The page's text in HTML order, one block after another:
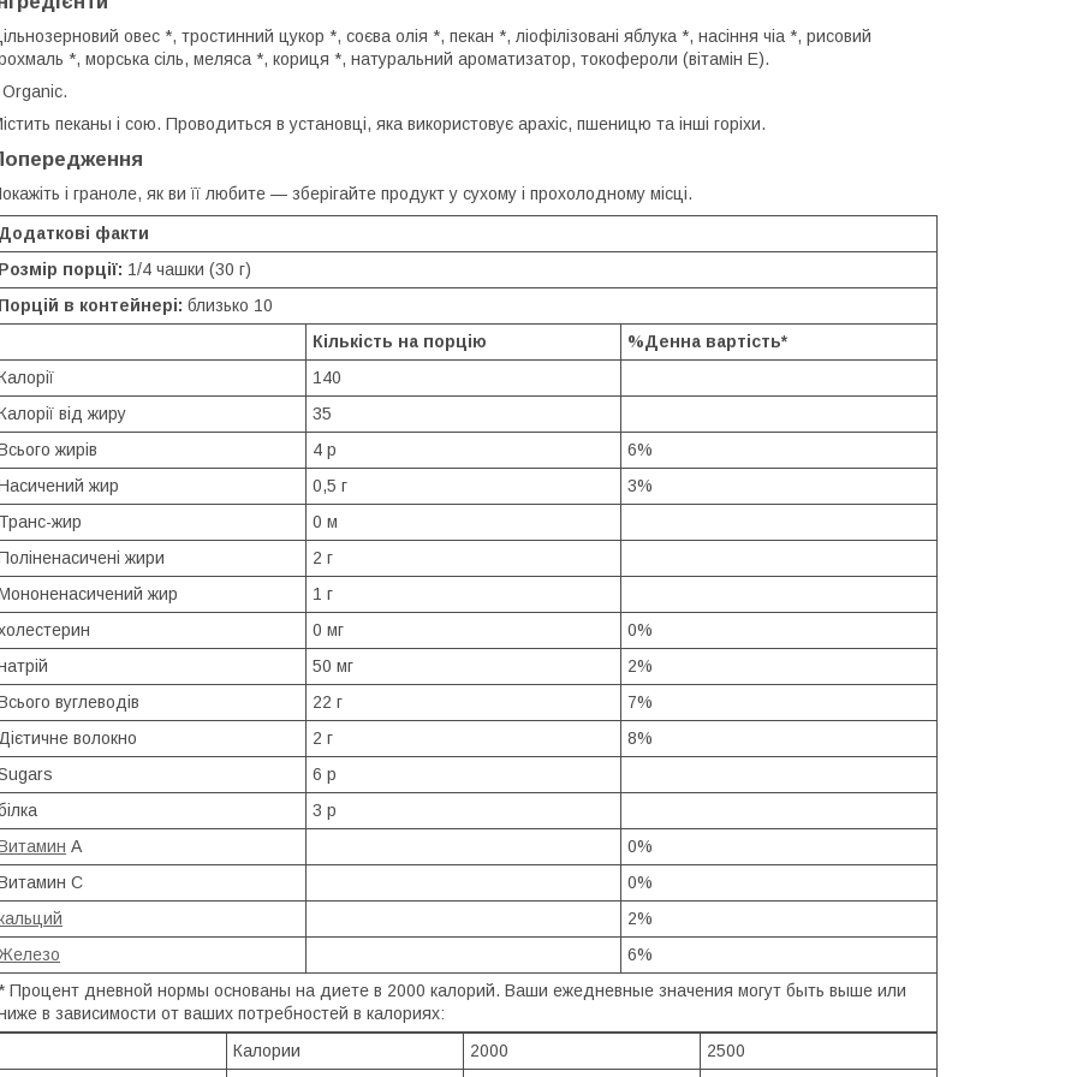
овес *, тростинний цукор *, соєва олія *, пекан *, ліофілізовані яблука *, насіння чіа *, рисовий
*, морська сіль, меляса *, кориця *, натуральний ароматизатор, токофероли (вітамін Е).
пеканы і сою. Проводиться в установці, яка використовує арахіс, пшеницю та інші горіхи.
і граноле, як ви її любите — зберігайте продукт у сухому і прохолодному місці.
Додаткові факти
Розмір порції: 1/4 чашки (30 г)
Порцій в контейнері: близько 10
Кількість на порцію
%Денна вартість*
140
від жиру
35
жирів
4 р
6%
жир
0,5 г
3%
Транс-жир
0 м
жири
2 г
жир
1 г
0 мг
0%
50 мг
2%
вуглеводів
22 г
7%
Дієтичне волокно
2 г
8%
6 р
3 р
А
0%
С
0%
2%
6%
* Процент дневной нормы основаны на диете в 2000 калорий. Ваши ежедневные значения могут быть выше или
в зависимости от ваших потребностей в калориях:
Калории
2000 2500